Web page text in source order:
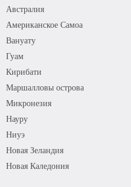
Австралия
Американское Самоа
Вануату
Гуам
Кирибати
Маршалловы острова
Микронезия
Науру
Ниуэ
Новая Зеландия
Новая Каледония